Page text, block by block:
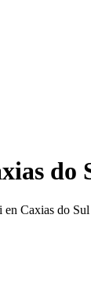
do
en Caxias do Sul